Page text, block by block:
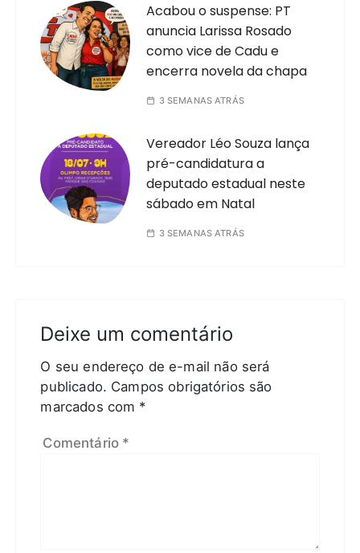
Acabou o suspense: PT
anuncia Larissa Rosado
como vice de Cadu e
encerra novela da chapa
3 SEMANAS ATRÁS
Vereador Léo Souza lança
pré-candidatura a
deputado estadual neste
sábado em Natal
3 SEMANAS ATRÁS
Deixe um comentário
O seu endereço de e-mail não será
publicado. Campos obrigatórios são
marcados com *
Comentário *